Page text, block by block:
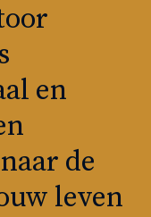
en
de
leven